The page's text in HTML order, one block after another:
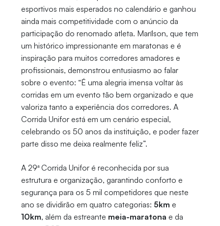
esportivos mais esperados no calendário e ganhou
ainda mais competitividade com o anúncio da
participação do renomado atleta. Marílson, que tem
um histórico impressionante em maratonas e é
inspiração para muitos corredores amadores e
profissionais, demonstrou entusiasmo ao falar
sobre o evento: “É uma alegria imensa voltar às
corridas em um evento tão bem organizado e que
valoriza tanto a experiência dos corredores. A
Corrida Unifor está em um cenário especial,
celebrando os 50 anos da instituição, e poder fazer
parte disso me deixa realmente feliz”.
A 29ª Corrida Unifor é reconhecida por sua
estrutura e organização, garantindo conforto e
segurança para os 5 mil competidores que neste
ano se dividirão em quatro categorias: 5km e
10km, além da estreante meia-maratona e da